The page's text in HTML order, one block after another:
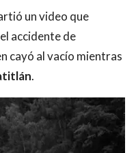
un video que
accidente de
cayó al vacío mientras
.